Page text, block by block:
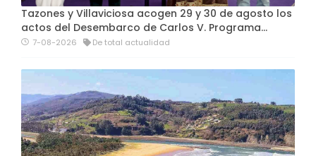
Tazones y Villaviciosa acogen 29 y 30 de agosto los
actos del Desembarco de Carlos V. Programa…
7-08-2026 De total actualidad